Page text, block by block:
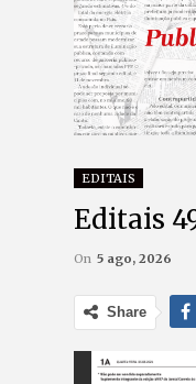
EDITAIS
Editais
On 5 ago, 2026
Share